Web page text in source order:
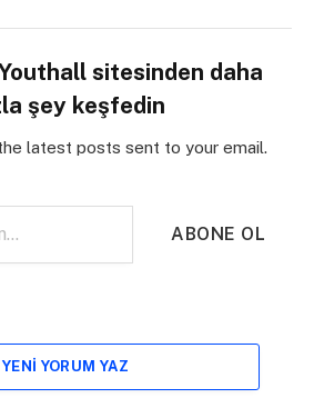
sitesinden daha
şey keşfedin
latest posts sent to your email.
ABONE OL
YENI YORUM YAZ